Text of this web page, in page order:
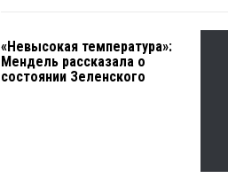
«Невысокая температура»:
Мендель рассказала о
состоянии Зеленского